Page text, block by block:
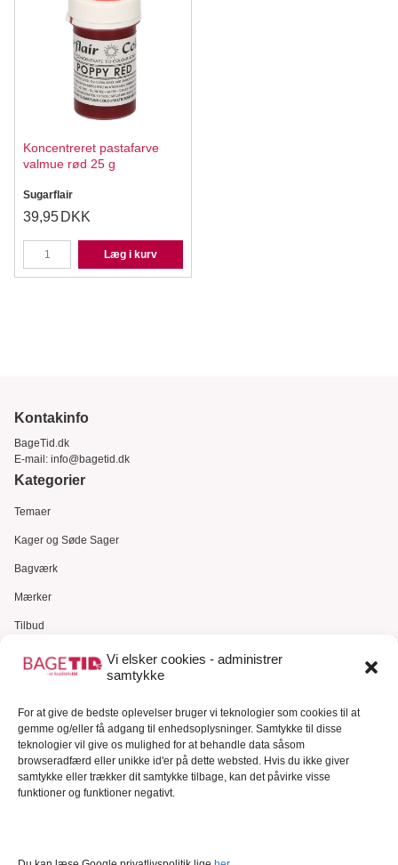
Vi elsker cookies - administrer
samtykke
For at give de bedste oplevelser bruger vi teknologier som cookies til at
gemme og/eller få adgang til enhedsoplysninger. Samtykke til disse
teknologier vil give os mulighed for at behandle data såsom
browseradfærd eller unikke id'er på dette websted. Hvis du ikke giver
samtykke eller trækker dit samtykke tilbage, kan det påvirke visse
funktioner og funktioner negativt.
Koncentreret pastafarve
valmue rød 25 g
Sugarflair
39,95 DKK
Læg i kurv
Kontakinfo
BageTid.dk
E-mail: info@bagetid.dk
Kategorier
Temaer
Kager og Søde Sager
Bagværk
Mærker
Tilbud
Gavekort
Kundeservice
Kundeservice
FAQ – Ofte stillede spørgsmål
Om Bagetid.dk
Se Fødevarestyrelsens smiley-rapporter